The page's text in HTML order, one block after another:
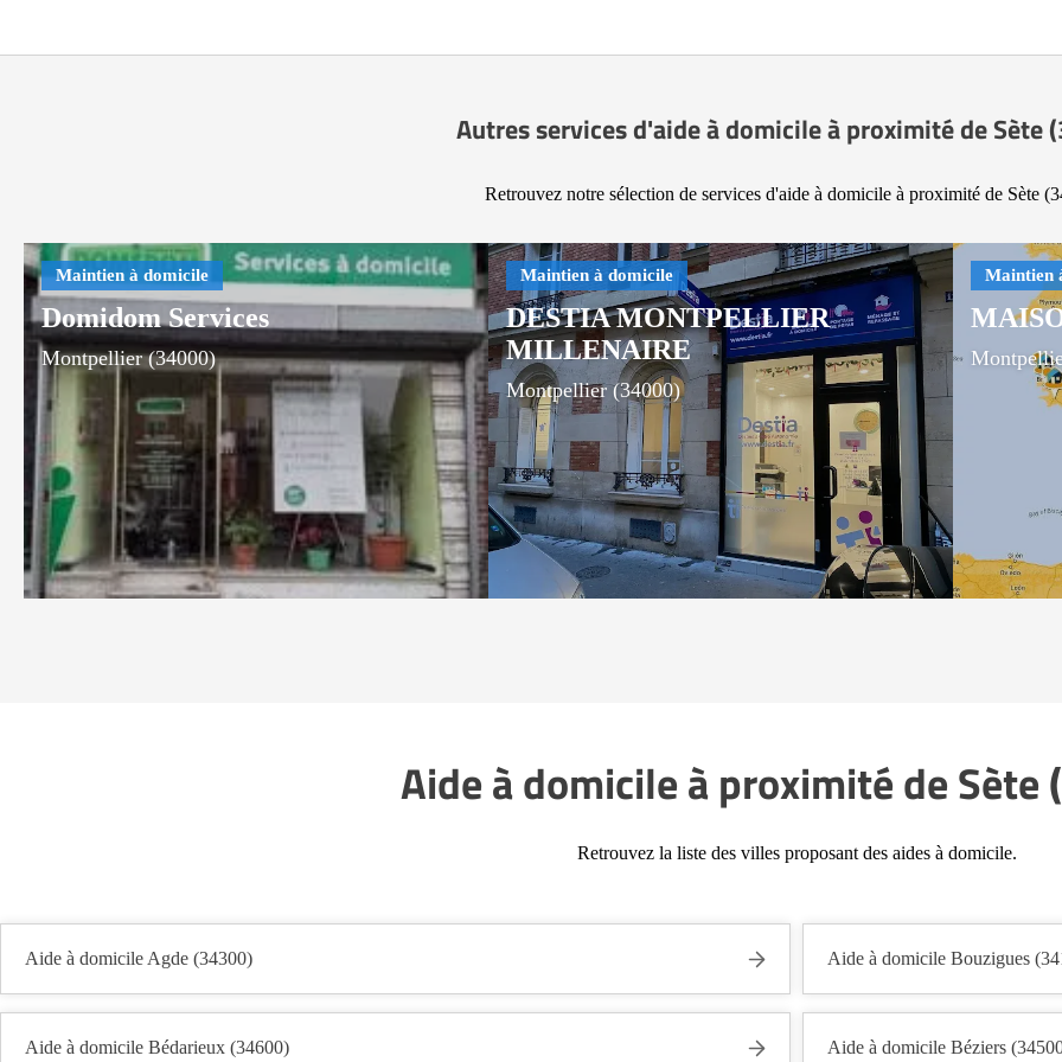
Autres services d'aide à domicile à proximité de Sète
Retrouvez notre sélection de services d'aide à domicile à proximité de Sète
Domidom Services
Montpellier (34000)
DESTIA MONTPELLIER
MILLENAIRE
Montpellier (34000)
Aide à domicile à proximité de Sète
Retrouvez la liste des villes proposant des aides à domicile.
Aide à domicile Agde (34300) Aide à domicile Bouzigues
Aide à domicile Bédarieux (34600) Aide à domicile Béziers